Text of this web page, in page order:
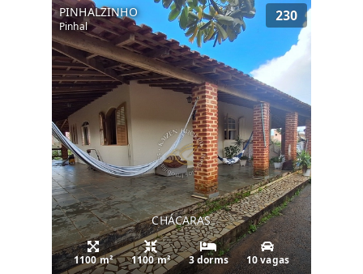
PINHALZINHO
Pinhal
230
CHÁCARAS
1100 m² 1100 m² 3 dorms 10 vagas